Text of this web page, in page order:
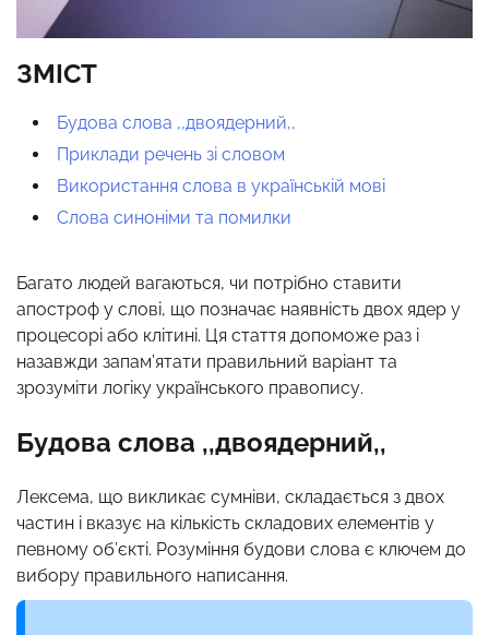
ЗМІСТ
Будова слова ,,двоядерний,,
Приклади речень зі словом
Використання слова в українській мові
Слова синоніми та помилки
Багато людей вагаються, чи потрібно ставити
апостроф у слові, що позначає наявність двох ядер у
процесорі або клітині. Ця стаття допоможе раз і
назавжди запам’ятати правильний варіант та
зрозуміти логіку українського правопису.
Будова слова ,,двоядерний,,
Лексема, що викликає сумніви, складається з двох
частин і вказує на кількість складових елементів у
певному об’єкті. Розуміння будови слова є ключем до
вибору правильного написання.